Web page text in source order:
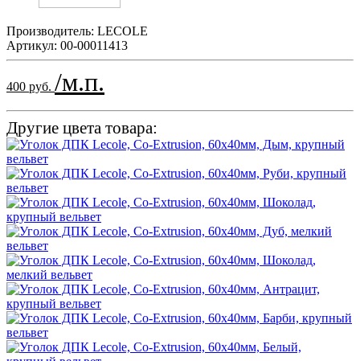
Производитель: LECOLE
Артикул: 00-00011413
400 руб. /м.п.
Другие цвета товара: